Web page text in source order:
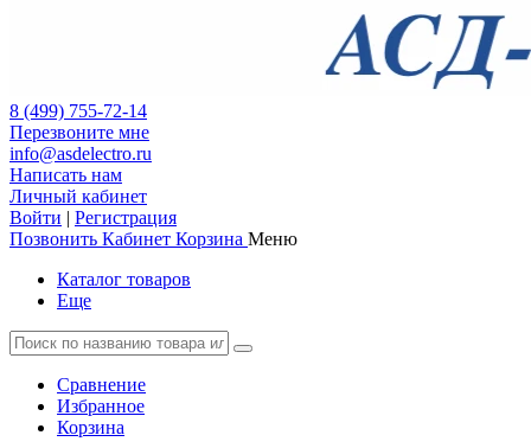
8 (499) 755-72-14
Перезвоните мне
info@asdelectro.ru
Написать нам
Личный кабинет
Войти | Регистрация
Позвонить Кабинет Корзина Меню
Каталог товаров
Еще
Сравнение
Избранное
Корзина